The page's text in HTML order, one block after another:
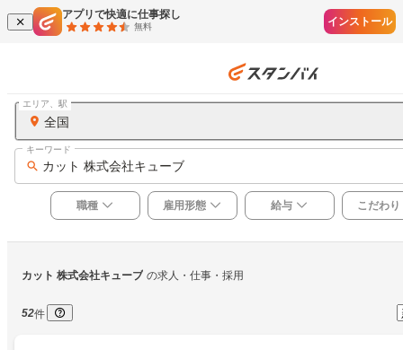
アプリで快適に仕事探し
無料 インストール
全国
エリア、駅
カット 株式会社キューブ
キーワード
職種 雇用形態 給与 こだわり
カット 株式会社キューブ の求人・仕事・採用
52件